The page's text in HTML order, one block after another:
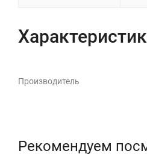
Производитель
Рекомендуем